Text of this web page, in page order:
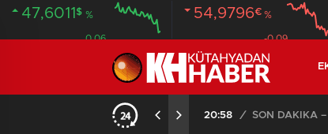
47,6011 $ %
0.06
54,9796€ %
-0.09
20:58 /